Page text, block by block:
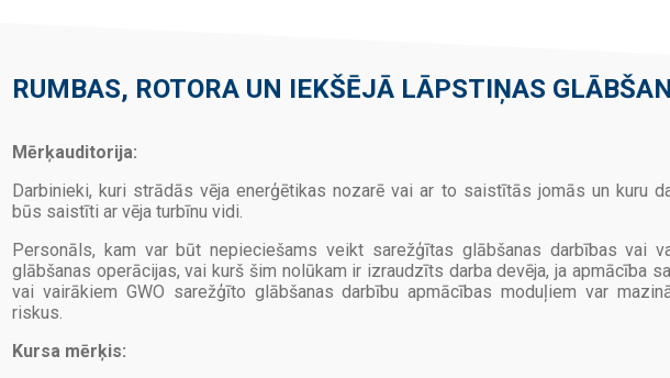
RUMBAS, ROTORA UN IEKŠĒJĀ LĀPSTIŅAS
Mērķauditorija:
Darbinieki, kuri strādās vēja enerģētikas nozarē vai ar to saistītās jomās un kuru
būs saistīti ar vēja turbīnu vidi.
Personāls, kam var būt nepieciešams veikt sarežģītas glābšanas darbības vai
glābšanas operācijas, vai kurš šim nolūkam ir izraudzīts darba devēja, ja apmācība
vai vairākiem GWO sarežģīto glābšanas darbību apmācības moduļiem var
riskus.
Kursa mērķis: